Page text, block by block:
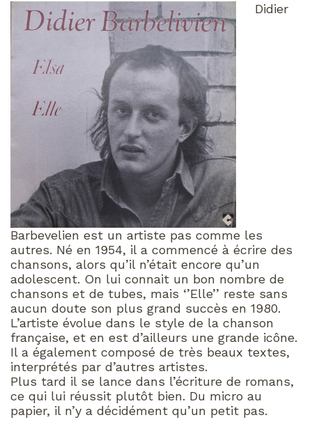
Didier
Barbevelien est un artiste pas comme les
autres. Né en 1954, il a commencé à écrire des
chansons, alors qu’il n’était encore qu’un
adolescent. On lui connait un bon nombre de
chansons et de tubes, mais ‘’Elle’’ reste sans
aucun doute son plus grand succès en 1980.
L’artiste évolue dans le style de la chanson
française, et en est d’ailleurs une grande icône.
Il a également composé de très beaux textes,
interprétés par d’autres artistes.
Plus tard il se lance dans l’écriture de romans,
ce qui lui réussit plutôt bien. Du micro au
papier, il n’y a décidément qu’un petit pas.